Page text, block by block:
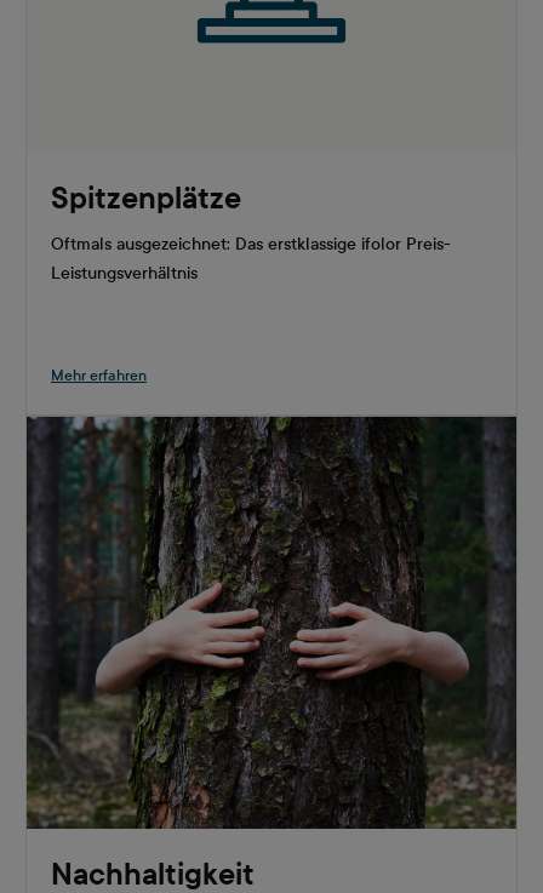
Spitzenplätze
Oftmals ausgezeichnet: Das erstklassige ifolor Preis-
Leistungsverhältnis
Mehr erfahren
Nachhaltigkeit